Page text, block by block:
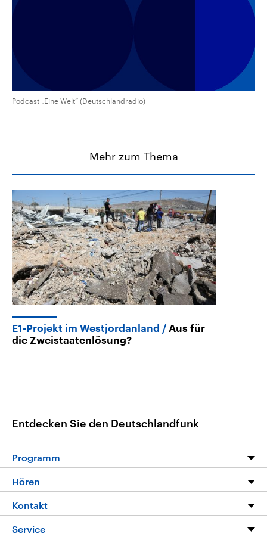
aktuelle Weltgeschehen.
Diese wird wie die
Libanon vom Iran
Podcast „Eine Welt“ (Deutschlandradio)
Mehr zum Thema
E1-Projekt im Westjordanland
Aus für
die Zweistaatenlösung?
Entdecken Sie den Deutschlandfunk
Programm
Programm
Die Nachrichten
Hören
Livestream
Kontakt
Hörerservice
Service